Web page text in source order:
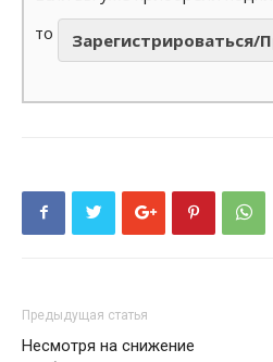
то
Зарегистрироваться/
Предыдущая статья
Несмотря на снижение